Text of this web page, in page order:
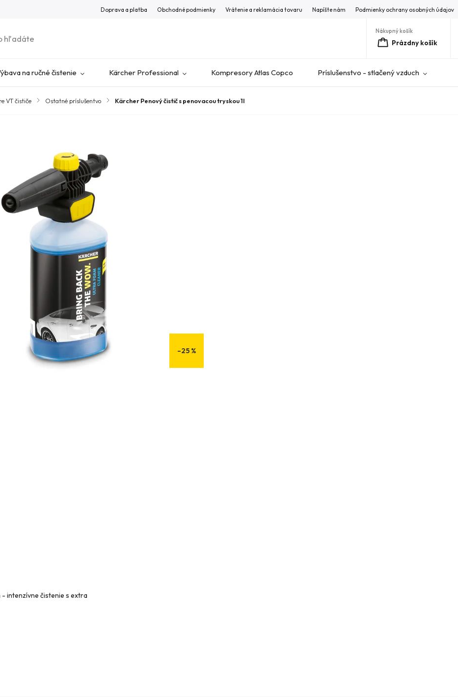
Doprava a platba Obchodné podmienky Vrátenie a reklamácia tovaru Napíšte nám Podmienky ochrany osobných údajov
Nákupný košík
Prázdny košík
na ručné čistenie Kärcher Professional Kompresory Atlas Copco Príslušenstvo - stlačený vzduch
VT čističe / Ostatné príslušentvo / Kärcher Penový čistič s penovacou tryskou 1l
–25 %
- intenzívne čistenie s extra